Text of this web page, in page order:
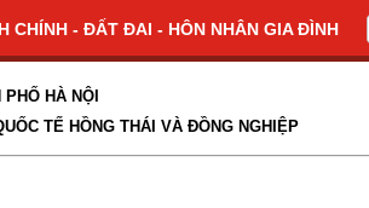
CHÍNH - ĐẤT ĐAI - HÔN NHÂN GIA ĐÌNH
HÀ NỘI
TẾ HỒNG THÁI VÀ ĐỒNG NGHIỆP